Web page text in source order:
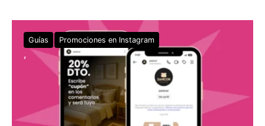
Guías Promociones en Instagram